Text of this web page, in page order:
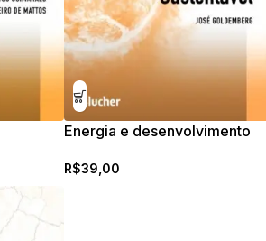
Energia e desenvolvimento
R$39,00